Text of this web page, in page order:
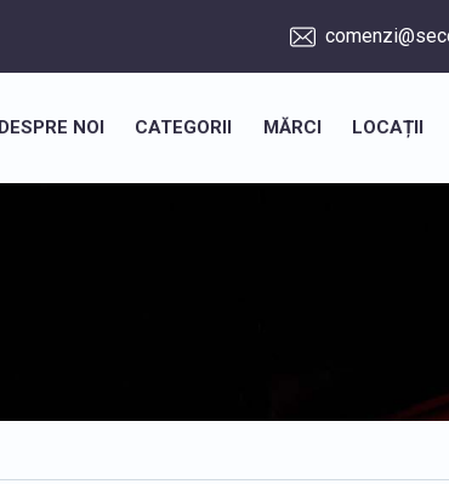
NOI CATEGORII MĂRCI LOCAȚII